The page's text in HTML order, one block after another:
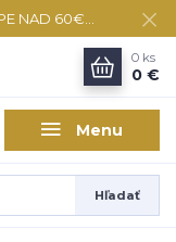
NAD 60€...
Menu
Hľadať
0 ks
0 €